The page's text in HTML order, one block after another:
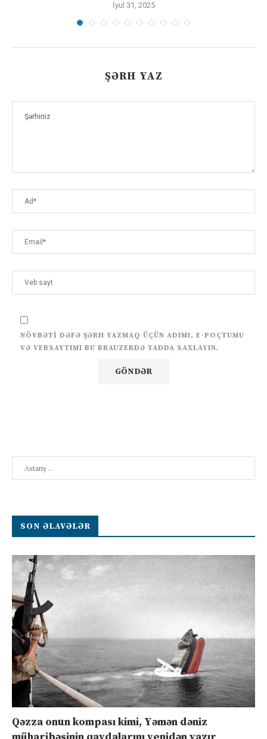
İyul 31, 2025
ŞƏRH YAZ
NÖVBƏTI DƏFƏ ŞƏRH YAZMAQ ÜÇÜN ADIMI, E-POÇTUMU
VƏ VEBSAYTIMI BU BRAUZERDƏ YADDA SAXLAYIN.
SON ƏLAVƏLƏR
Qəzza onun kompası kimi, Yəmən dəniz